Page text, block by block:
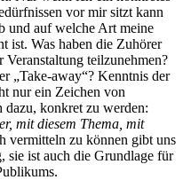
vor mir sitzt kann
und auf welche Art meine
ist. Was haben die Zuhörer
teilzunehmen?
„Take-away“? Kenntnis der
nur ein Zeichen von
dazu, konkret zu werden:
mit diesem Thema, mit
vermitteln zu können gibt uns
sie ist auch die Grundlage für